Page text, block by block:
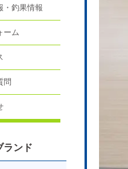
・釣果情報
ーム
問
ランド